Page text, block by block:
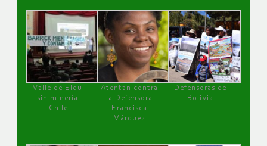
Valle de Elqui
sin minería.
Chile
Atentan contra
la Defensora
Francisca
Márquez
Defensoras de
Bolivia